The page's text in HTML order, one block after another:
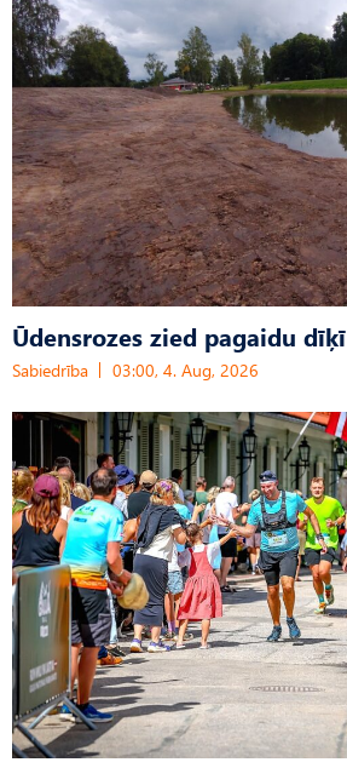
Ūdensrozes zied pagaidu dīķī
Sabiedrība 03:00, 4. Aug, 2026